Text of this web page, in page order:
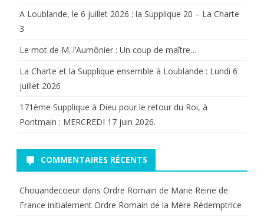
”
Grandes
”
prier
du
17
A Loublande, le 6 juillet 2026 : la Supplique 20 – La Charte
3
Le mot de M. l’Aumônier : Un coup de maître…
La Charte et la Supplique ensemble à Loublande : Lundi 6
juillet 2026
171ème Supplique à Dieu pour le retour du Roi, à
Pontmain : MERCREDI 17 juin 2026.
COMMENTAIRES RÉCENTS
Chouandecoeur dans Ordre Romain de Marie Reine de
France initialement Ordre Romain de la Mère Rédemptrice